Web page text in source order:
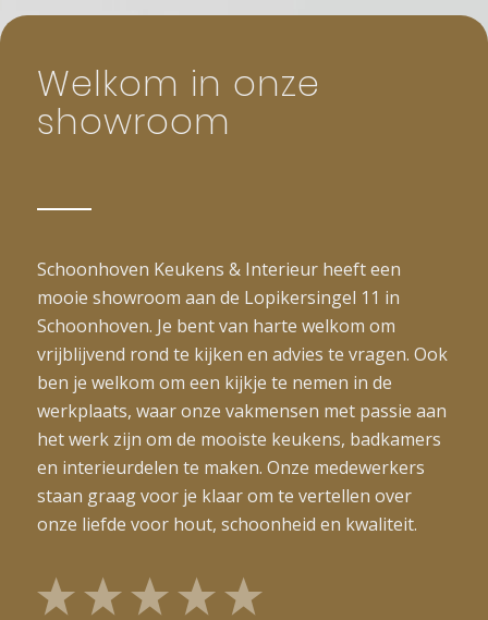
Welkom in onze
showroom
Schoonhoven Keukens & Interieur heeft een
mooie showroom aan de Lopikersingel 11 in
Schoonhoven. Je bent van harte welkom om
vrijblijvend rond te kijken en advies te vragen. Ook
ben je welkom om een kijkje te nemen in de
werkplaats, waar onze vakmensen met passie aan
het werk zijn om de mooiste keukens, badkamers
en interieurdelen te maken. Onze medewerkers
staan graag voor je klaar om te vertellen over
onze liefde voor hout, schoonheid en kwaliteit.